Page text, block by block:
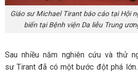
Giáo sư Michael Tirant báo cáo tại Hội
biến tại Bệnh viện Da liễu Trung
Sau nhiều năm nghiên cứu và thử
sư Tirant đã có một bước đột phá